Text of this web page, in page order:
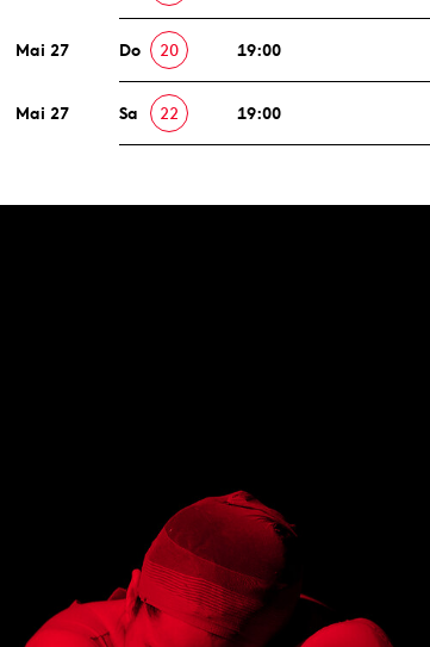
Mai 27 Do 20 19:00
Mai 27 Sa 22 19:00